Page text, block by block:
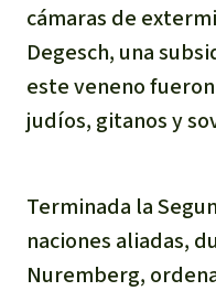
cámaras de
Degesch, una
este veneno
judíos, gitanos y
Terminada la
naciones aliadas,
Nuremberg,